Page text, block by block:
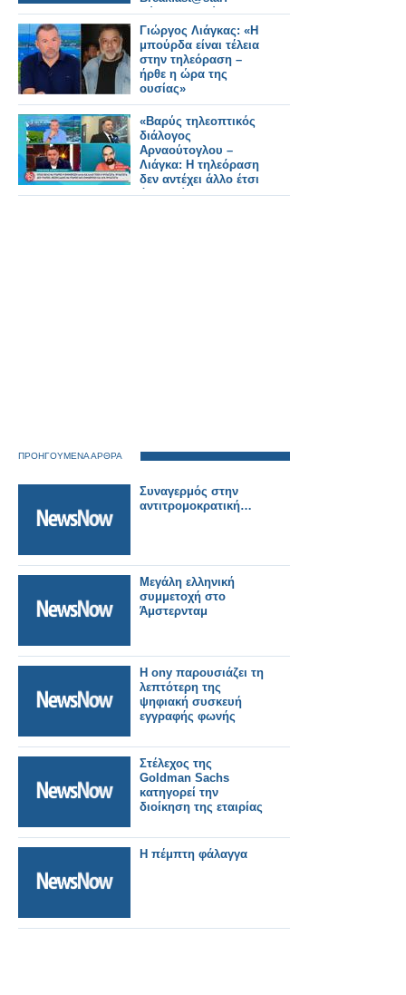
Εύχομαι καλύτερες
μέρες για την
τηλεόραση
Γιώργος Λιάγκας: «Η
μπούρδα είναι τέλεια
στην τηλεόραση –
ήρθε η ώρα της
ουσίας»
«Βαρύς τηλεοπτικός
διάλογος
Αρναούτογλου –
Λιάγκα: Η τηλεόραση
δεν αντέχει άλλο έτσι
όπως είναι
ΠΡΟΗΓΟΥΜΕΝΑ ΑΡΘΡΑ
Συναγερμός στην
αντιτρομοκρατική…
Μεγάλη ελληνική
συμμετοχή στο
Άμστερνταμ
H ony παρουσιάζει τη
λεπτότερη της
ψηφιακή συσκευή
εγγραφής φωνής
Στέλεχος της
Goldman Sachs
κατηγορεί την
διοίκηση της εταιρίας
Η πέμπτη φάλαγγα